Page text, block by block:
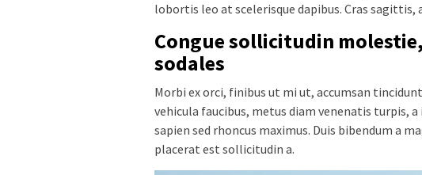
lobortis leo at scelerisque dapibus. Cras sagittis,
Congue sollicitudin
sodales
Morbi ex orci, finibus ut mi ut, accumsan
vehicula faucibus, metus diam venenatis turpis,
sapien sed rhoncus maximus. Duis bibendum a
placerat est sollicitudin a.